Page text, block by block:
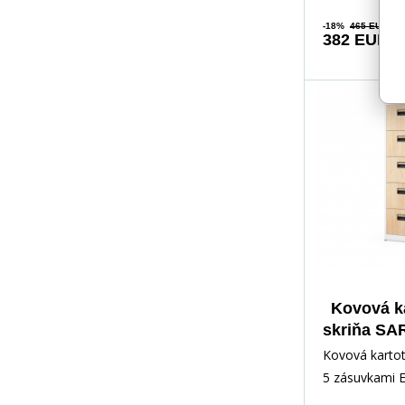
-18% 465 EUR
382 EUR
Kovová
skriňa
x 1630 x
Design:
Kovová
5 zásuvkami